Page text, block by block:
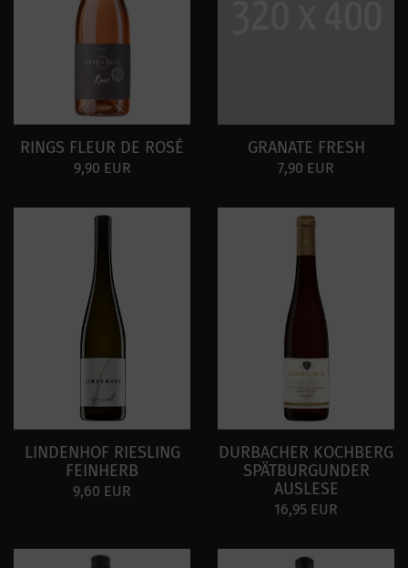
RINGS FLEUR DE ROSÉ
9,90 EUR
GRANATE FRESH
7,90 EUR
LINDENHOF RIESLING
FEINHERB
9,60 EUR
DURBACHER KOCHBERG
SPÄTBURGUNDER
AUSLESE
16,95 EUR